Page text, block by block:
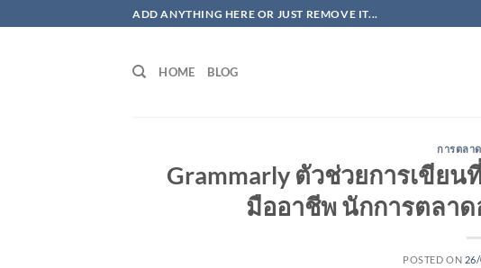
ไป
ADD ANYTHING HERE OR JUST REMOVE IT...
HOME BLOG
การตลา
Grammarly ตัวช่วยการเขีย
มืออาชีพ นักการตลา
POSTED ON